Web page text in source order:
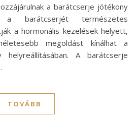
a barátcserje jótékony
a barátcserjét természetes
a hormonális kezelések helyett,
megoldást kínálhat a
helyreállításában. A barátcserje
TOVÁBB